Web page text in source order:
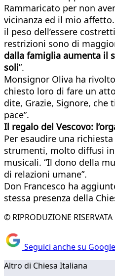
Rammaricato per non
vicinanza ed il mio
il peso dell’essere
restrizioni sono di
dalla famiglia aumenta il
soli”.
Monsignor Oliva ha
chiesto loro di fare un
dite, Grazie, Signore,
pace”.
Il regalo del Vescovo:
Per esaudire una
strumenti, molto diffusi in
musicali. “Il dono della
di relazioni umane”.
Don Francesco ha
stessa presenza della
© RIPRODUZIONE RISERVATA
Seguici anche su
Altro di Chiesa Italiana